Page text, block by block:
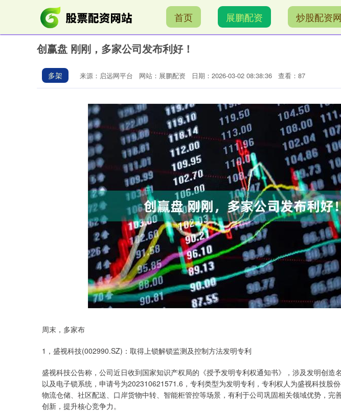
首页 展鹏配资 炒股配资网
创赢盘 刚刚，多家公司发布利好！
多架 来源：启远网平台 网站：展鹏配资 日期：2026-03-02 08:38:36 查看：87
周末，多家布
1，盛视科技(002990.SZ)：取得上锁解锁监测及控制方法发明专利
盛视科技公告称，公司近日收到国家知识产权局的《授予发明专利权通知书》，涉及发明创造
以及电子锁系统，申请号为202310621571.6，专利类型为发明专利，专利权人为盛视科技股
物流仓储、社区配送、口岸货物中转、智能柜管控等场景，有利于公司巩固相关领域优势，完
创新，提升核心竞争力。
3900.35 21.92